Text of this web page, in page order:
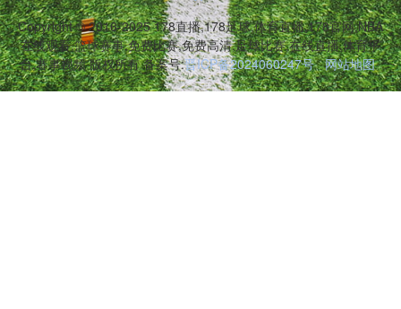
Copyright © 2016-2025 178直播,178足球,体育直播,178官网,NBA
在线观看,篮球赛事,免费比赛,免费高清,足球比赛,在线直播,体育平
台,赛事视频 版权所有 备案号:晋ICP备2024060247号 网站地图